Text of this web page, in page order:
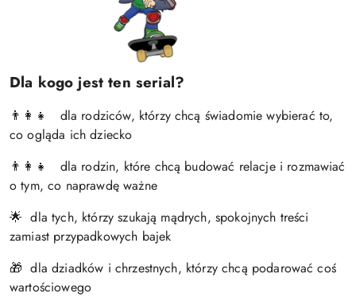
Dla kogo jest ten serial?
👨‍👩‍👧
dla rodziców, którzy chcą świadomie wybierać to,
co ogląda ich dziecko
👨‍👩‍👧
dla rodzin, które chcą budować relacje i rozmawiać
o tym, co naprawdę ważne
🌟
dla tych, którzy szukają mądrych, spokojnych treści
zamiast przypadkowych bajek
🎁
dla dziadków i chrzestnych, którzy chcą podarować coś
wartościowego